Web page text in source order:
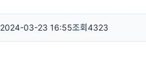
2024-03-23 16:55조회 4323